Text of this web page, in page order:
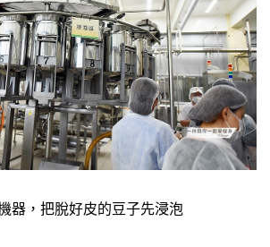
器，把脫好皮的豆子先浸泡